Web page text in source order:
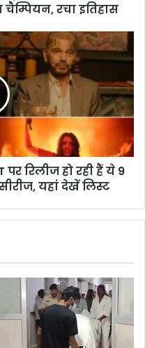
चैम्पियन, रचा इतिहास
रिलीज हो रही हैं ये 9
यहां देखें लिस्ट